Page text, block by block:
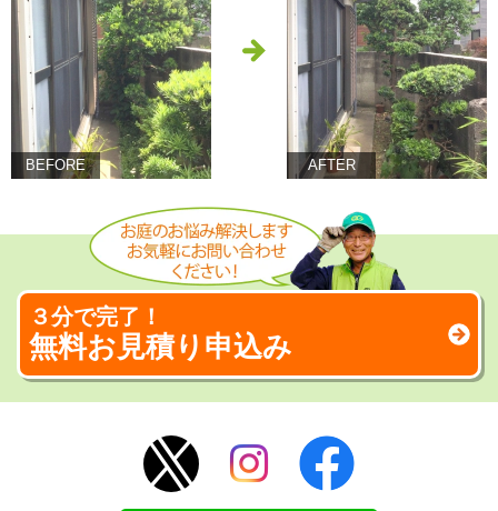
BEFORE AFTER
３分で完了！
無料お見積り申込み